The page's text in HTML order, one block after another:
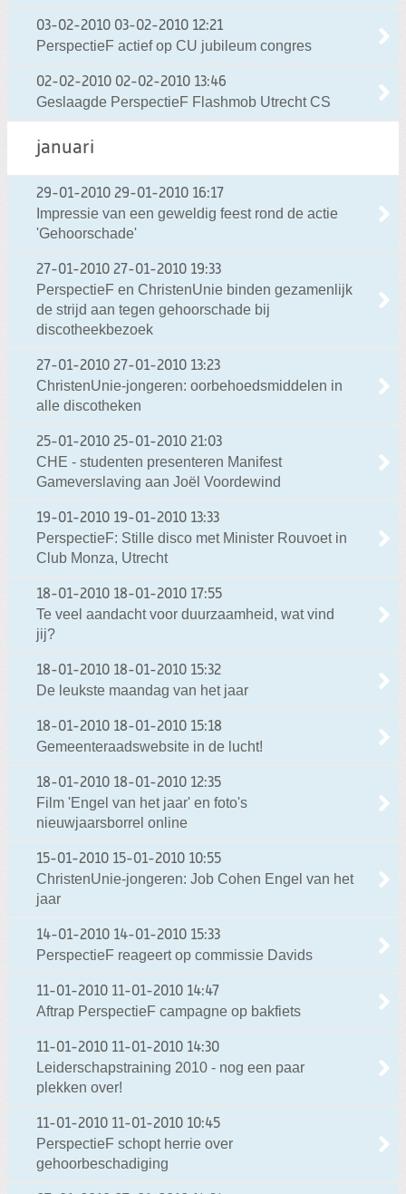
03-02-2010 03-02-2010 12:21
PerspectieF actief op CU jubileum congres
02-02-2010 02-02-2010 13:46
Geslaagde PerspectieF Flashmob Utrecht CS
januari
29-01-2010 29-01-2010 16:17
Impressie van een geweldig feest rond de actie
'Gehoorschade'
27-01-2010 27-01-2010 19:33
PerspectieF en ChristenUnie binden gezamenlijk
de strijd aan tegen gehoorschade bij
discotheekbezoek
27-01-2010 27-01-2010 13:23
ChristenUnie-jongeren: oorbehoedsmiddelen in
alle discotheken
25-01-2010 25-01-2010 21:03
CHE - studenten presenteren Manifest
Gameverslaving aan Joël Voordewind
19-01-2010 19-01-2010 13:33
PerspectieF: Stille disco met Minister Rouvoet in
Club Monza, Utrecht
18-01-2010 18-01-2010 17:55
Te veel aandacht voor duurzaamheid, wat vind
jij?
18-01-2010 18-01-2010 15:32
De leukste maandag van het jaar
18-01-2010 18-01-2010 15:18
Gemeenteraadswebsite in de lucht!
18-01-2010 18-01-2010 12:35
Film 'Engel van het jaar' en foto's
nieuwjaarsborrel online
15-01-2010 15-01-2010 10:55
ChristenUnie-jongeren: Job Cohen Engel van het
jaar
14-01-2010 14-01-2010 15:33
PerspectieF reageert op commissie Davids
11-01-2010 11-01-2010 14:47
Aftrap PerspectieF campagne op bakfiets
11-01-2010 11-01-2010 14:30
Leiderschapstraining 2010 - nog een paar
plekken over!
11-01-2010 11-01-2010 10:45
PerspectieF schopt herrie over
gehoorbeschadiging